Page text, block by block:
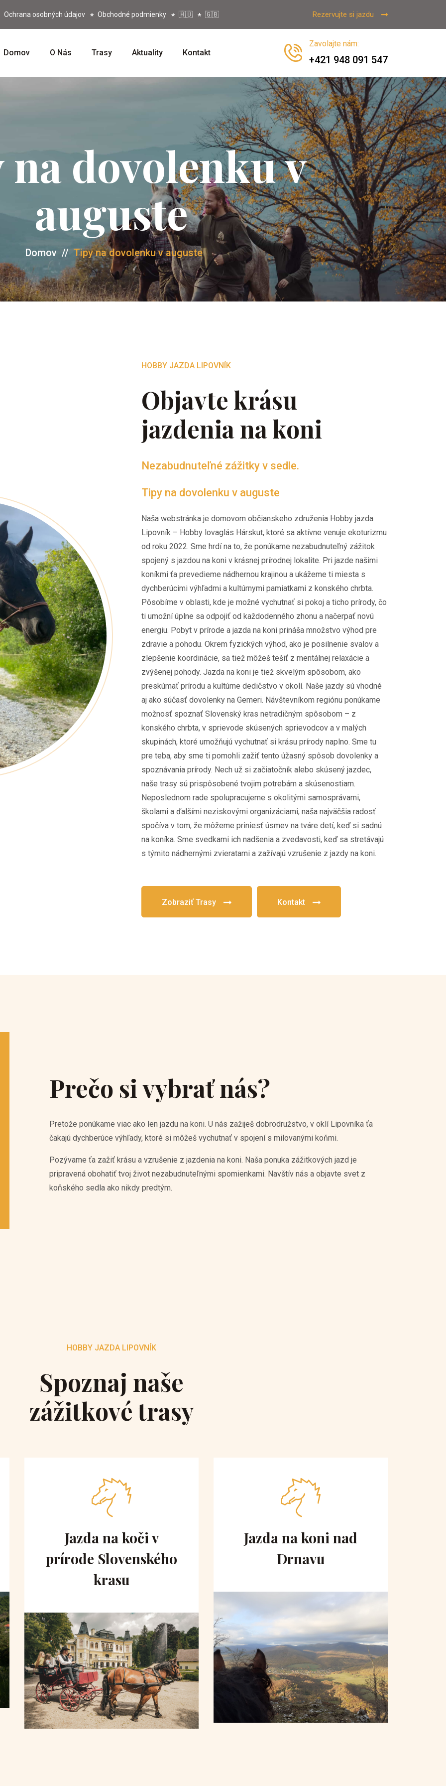
Ochrana osobných údajov Obchodné podmienky 🇭🇺 🇬🇧 Rezervujte si jazdu
Domov O Nás Trasy Aktuality Kontakt
Zavolajte nám:
+421 948 091 547
dovolenku v
auguste
Domov // Tipy na dovolenku v auguste
HOBBY JAZDA LIPOVNÍK
Objavte krásu
jazdenia na koni
Nezabudnuteľné zážitky v sedle.
Tipy na dovolenku v auguste
Naša webstránka je domovom občianskeho združenia Hobby jazda
Lipovník – Hobby lovaglás Hárskut, ktoré sa aktívne venuje ekoturizmu
od roku 2022. Sme hrdí na to, že ponúkame nezabudnuteľný zážitok
spojený s jazdou na koni v krásnej prírodnej lokalite. Pri jazde našimi
koníkmi ťa prevedieme nádhernou krajinou a ukážeme ti miesta s
dychberúcimi výhľadmi a kultúrnymi pamiatkami z konského chrbta.
Pôsobíme v oblasti, kde je možné vychutnať si pokoj a ticho prírody, čo
ti umožní úplne sa odpojiť od každodenného zhonu a načerpať novú
energiu. Pobyt v prírode a jazda na koni prináša množstvo výhod pre
zdravie a pohodu. Okrem fyzických výhod, ako je posilnenie svalov a
zlepšenie koordinácie, sa tiež môžeš tešiť z mentálnej relaxácie a
zvýšenej pohody. Jazda na koni je tiež skvelým spôsobom, ako
preskúmať prírodu a kultúrne dedičstvo v okolí. Naše jazdy sú vhodné
aj ako súčasť dovolenky na Gemeri. Návštevníkom regiónu ponúkame
možnosť spoznať Slovenský kras netradičným spôsobom – z
konského chrbta, v sprievode skúsených sprievodcov a v malých
skupinách, ktoré umožňujú vychutnať si krásu prírody naplno. Sme tu
pre teba, aby sme ti pomohli zažiť tento úžasný spôsob dovolenky a
spoznávania prírody. Nech už si začiatočník alebo skúsený jazdec,
naše trasy sú prispôsobené tvojim potrebám a skúsenostiam.
Neposlednom rade spolupracujeme s okolitými samosprávami,
školami a ďalšími neziskovými organizáciami, naša najväčšia radosť
spočíva v tom, že môžeme priniesť úsmev na tváre detí, keď si sadnú
na koníka. Sme svedkami ich nadšenia a zvedavosti, keď sa stretávajú
s týmito nádhernými zvieratami a zažívajú vzrušenie z jazdy na koni.
Zobraziť Trasy Kontakt
Prečo si vybrať nás?
Pretože ponúkame viac ako len jazdu na koni. U nás zažiješ dobrodružstvo, v oklí Lipovníka ťa
čakajú dychberúce výhľady, ktoré si môžeš vychutnať v spojení s milovanými koňmi.
Pozývame ťa zažiť krásu a vzrušenie z jazdenia na koni. Naša ponuka zážitkových jazd je
pripravená obohatiť tvoj život nezabudnuteľnými spomienkami. Navštív nás a objavte svet z
koňského sedla ako nikdy predtým.
HOBBY JAZDA LIPOVNÍK
Spoznaj naše
zážitkové trasy
Jazda na koči v
prírode Slovenského
krasu
Jazda na koni nad
Drnavu